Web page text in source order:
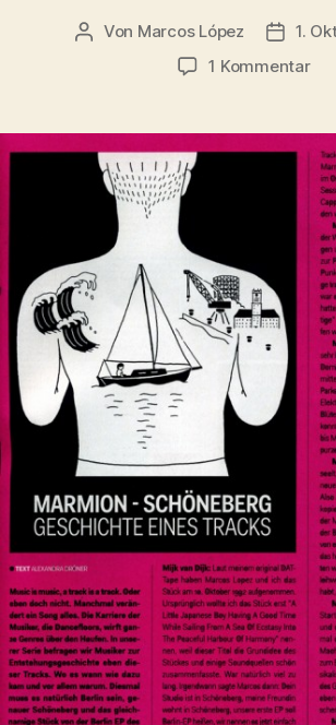
Beitragsautor
Von Marcos López
1.
1 Kommentarzu
97